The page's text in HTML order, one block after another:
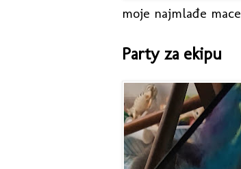
moje najmlađe mace
Party za ekipu